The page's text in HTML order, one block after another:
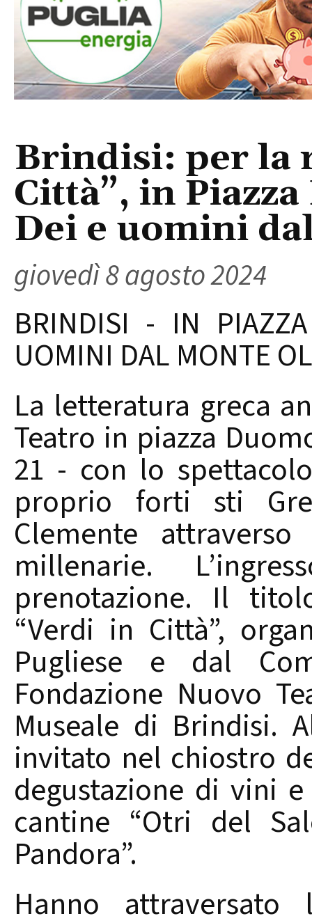
Brindisi: per la
Città”, in
Dei e uomini
giovedì 8 agosto 2024
BRINDISI - IN
UOMINI DAL MONTE
La letteratura greca
Teatro in piazza
21 - con lo
proprio forti sti
Clemente
millenarie.
prenotazione. Il
“Verdi in Città”,
Pugliese e dal
Fondazione Nuovo
Museale di Brindisi.
invitato nel chiostro
degustazione di vini
cantine “Otri del
Pandora”.
Hanno attraversato